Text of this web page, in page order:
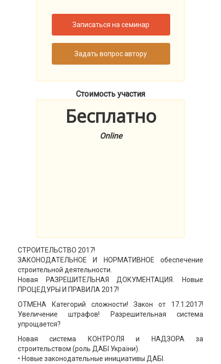
Записаться на семинар
Задать вопрос автору
Стоимость участия
Бесплатно
Online
СТРОИТЕЛЬСТВО 2017!
ЗАКОНОДАТЕЛЬНОЕ И НОРМАТИВНОЕ обеспечение
строительной деятельности.
Новая РАЗРЕШИТЕЛЬНАЯ ДОКУМЕНТАЦИЯ. Новые
ПРОЦЕДУРЫ И ПРАВИЛА 2017!
ОТМЕНА Категорий сложности! Закон от 17.1.2017!
Увеличение штрафов! Разрешительная система
упрощается?
Новая система КОНТРОЛЯ и НАДЗОРА за
строительством (роль ДАБІ України).
• Новые законодательные инициативы ДАБІ.